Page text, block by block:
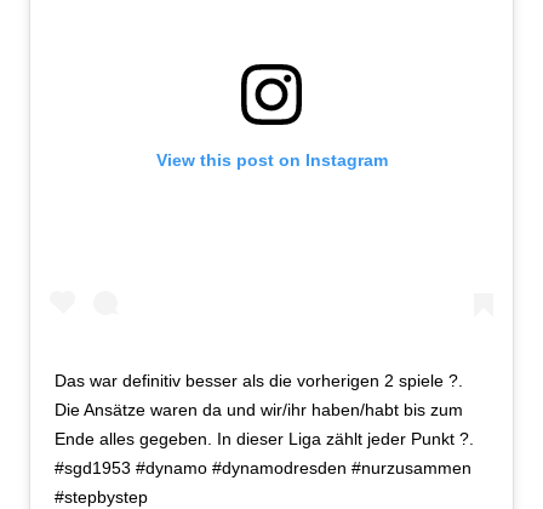
View this post on Instagram
Das war definitiv besser als die vorherigen 2 spiele ?.
Die Ansätze waren da und wir/ihr haben/habt bis zum
Ende alles gegeben. In dieser Liga zählt jeder Punkt ?.
#sgd1953 #dynamo #dynamodresden #nurzusammen
#stepbystep